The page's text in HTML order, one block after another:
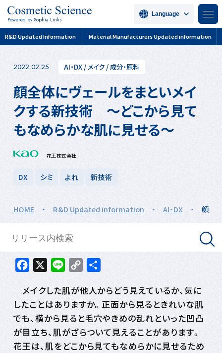
Powered by Sophia Links
Language
R&D Updated Information Material Manufacturers Updated information
2022.02.25 AI・DX / メイク / 成分・原料
顔全体にヴェールをまといメイ
クする新技術 ～どこから見て
もなめらかな肌に見せる～
花王株式会社
DX シミ よれ 新技術
HOME・ R&D Updated information ・ AI・DX・ 顔全
Facebook Line
Copy
メイクした肌が他人からどう見えているか、気に
したことはありますか。正面から見るときれいな肌
でも、横から見ると毛穴やきめの乱れといった凹凸
が目立ち、肌がざらついて見えることがあります。
花王は、肌をどこから見てもなめらかに見せるため